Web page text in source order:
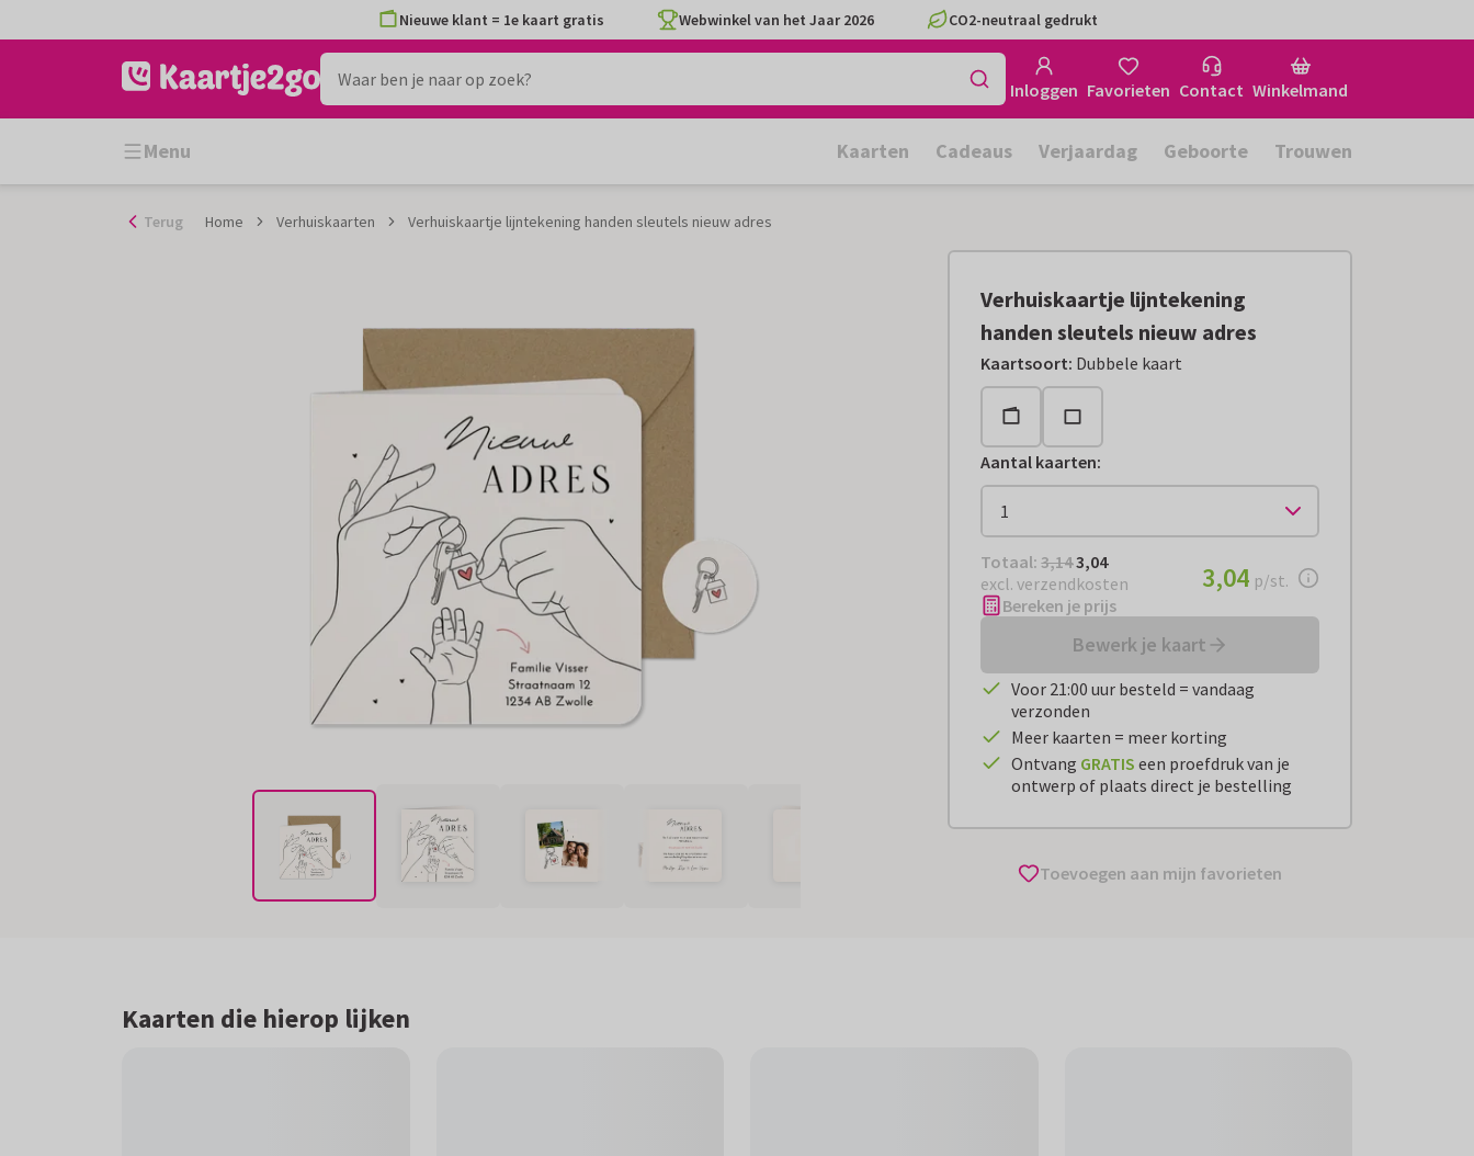
naar
Nieuwe klant = 1e kaart gratis Webwinkel van het Jaar 2026 CO2-neutraal gedrukt
Inloggen Favorieten Contact Winkelmand
Menu Kaarten Cadeaus Verjaardag Geboorte Trouwen
Terug Home Verhuiskaarten Verhuiskaartje lijntekening handen sleutels nieuw adres
Verhuiskaartje lijntekening
handen sleutels nieuw adres
Kaartsoort: Dubbele kaart
Aantal kaarten:
Totaal: € 3,04
Totaal: 3,143,04
excl. verzendkosten
€ 3,04per stuk
3,04 p/st.
Bereken je prijs
Bewerk je kaart
Voor 21:00 uur besteld = vandaag
verzonden
Meer kaarten = meer korting
Ontvang GRATIS een proefdruk van je
ontwerp of plaats direct je bestelling
Toevoegen aan mijn favorieten
Kaarten die hierop lijken